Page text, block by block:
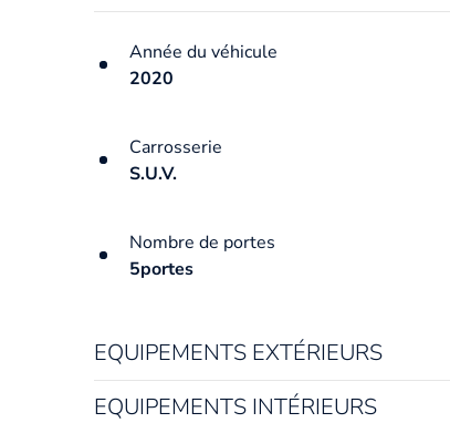
Année du véhicule
2020
Carrosserie
S.U.V.
Nombre de portes
5portes
EQUIPEMENTS EXTÉRIEURS
EQUIPEMENTS INTÉRIEURS